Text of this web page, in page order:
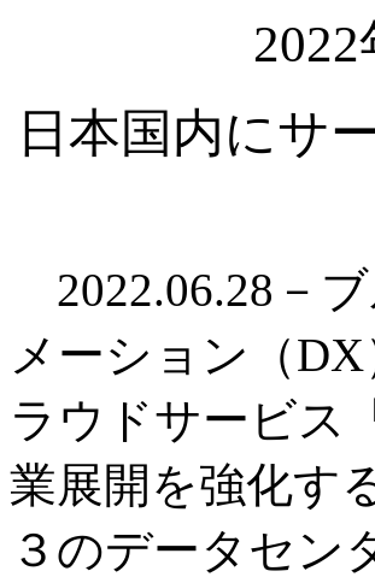
日本国内にサ
2022.06.28－
メーション（
ラウドサービス
業展開を強化す
３のデータセン